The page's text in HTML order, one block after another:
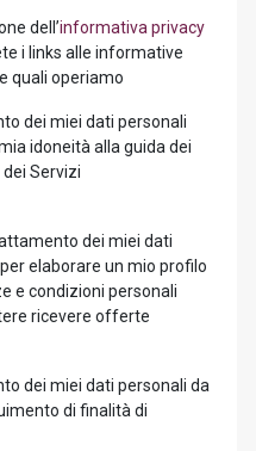
dell’informativa privacy
i links alle informative
quali operiamo
dei miei dati personali
idoneità alla guida dei
Servizi
dei miei dati
elaborare un mio profilo
e condizioni personali
ricevere offerte
dei miei dati personali da
di finalità di